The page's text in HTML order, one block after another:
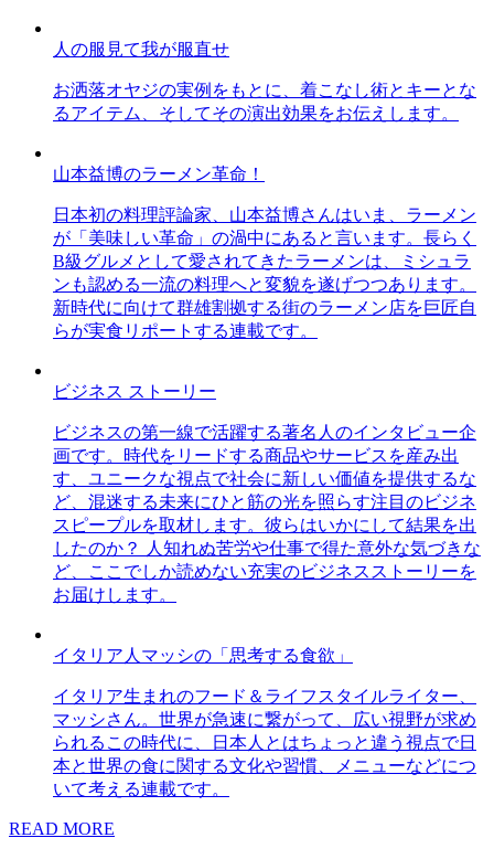
人の服見て我が服直せ
お洒落オヤジの実例をもとに、着こなし術とキーとな
るアイテム、そしてその演出効果をお伝えします。
山本益博のラーメン革命！
日本初の料理評論家、山本益博さんはいま、ラーメン
が「美味しい革命」の渦中にあると言います。長らく
B級グルメとして愛されてきたラーメンは、ミシュラ
ンも認める一流の料理へと変貌を遂げつつあります。
新時代に向けて群雄割拠する街のラーメン店を巨匠自
らが実食リポートする連載です。
ビジネス ストーリー
ビジネスの第一線で活躍する著名人のインタビュー企
画です。時代をリードする商品やサービスを産み出
す、ユニークな視点で社会に新しい価値を提供するな
ど、混迷する未来にひと筋の光を照らす注目のビジネ
スピープルを取材します。彼らはいかにして結果を出
したのか？ 人知れぬ苦労や仕事で得た意外な気づきな
ど、ここでしか読めない充実のビジネスストーリーを
お届けします。
イタリア人マッシの「思考する食欲」
イタリア生まれのフード＆ライフスタイルライター、
マッシさん。世界が急速に繋がって、広い視野が求め
られるこの時代に、日本人とはちょっと違う視点で日
本と世界の食に関する文化や習慣、メニューなどにつ
いて考える連載です。
READ MORE